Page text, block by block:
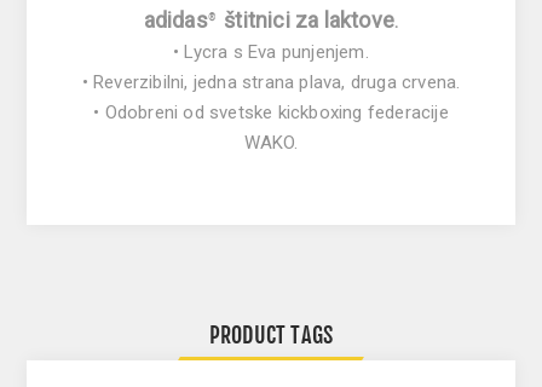
adidas® štitnici za laktove.
• Lycra s Eva punjenjem.
• Reverzibilni, jedna strana plava, druga crvena.
• Odobreni od svetske kickboxing federacije
WAKO.
PRODUCT TAGS